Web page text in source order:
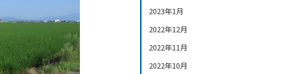
2023年1月
2022年12月
2022年11月
2022年10月